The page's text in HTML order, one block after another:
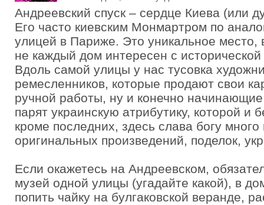
Андреевский спуск – сердце Киева (или
Его часто киевским Монмартром по
улицей в Париже. Это уникальное место,
не каждый дом интересен с исторической
Вдоль самой улицы у нас тусовка
ремесленников, которые продают свои
ручной работы, ну и конечно
парят украинскую атрибутику, которой и
кроме последних, здесь слава богу
оригинальных произведений, поделок,
Если окажетесь на Андреевском,
музей одной улицы (угадайте какой), в
попить чайку на булгаковской веранде,